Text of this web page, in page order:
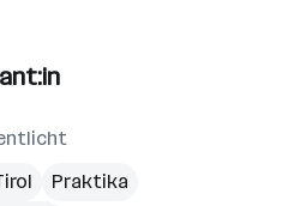
Tirol
Praktika